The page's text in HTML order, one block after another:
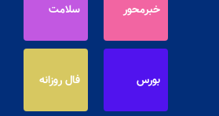
خبرمحور سلامت
بورس فال روزانه